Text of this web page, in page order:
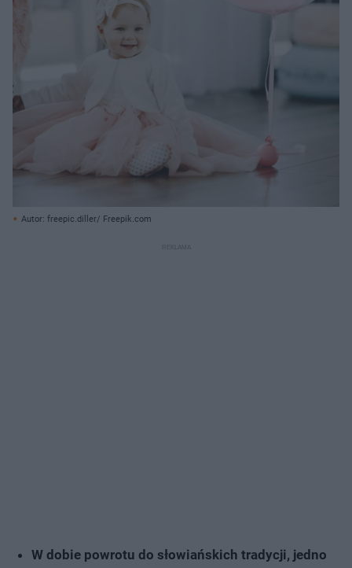
Autor: freepic.diller/ Freepik.com
W dobie powrotu do słowiańskich tradycji, jedno